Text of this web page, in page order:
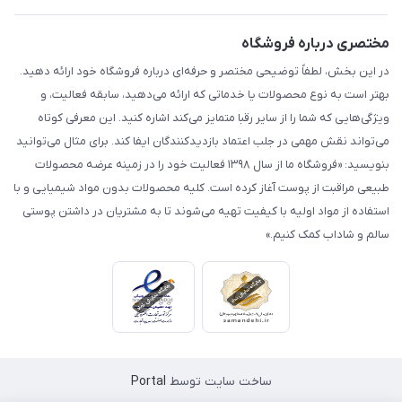
مختصری درباره فروشگاه
در این بخش، لطفاً توضیحی مختصر و حرفه‌ای درباره فروشگاه خود ارائه دهید.
بهتر است به نوع محصولات یا خدماتی که ارائه می‌دهید، سابقه فعالیت، و
ویژگی‌هایی که شما را از سایر رقبا متمایز می‌کند اشاره کنید. این معرفی کوتاه
می‌تواند نقش مهمی در جلب اعتماد بازدیدکنندگان ایفا کند. برای مثال می‌توانید
بنویسید: «فروشگاه ما از سال ۱۳۹۸ فعالیت خود را در زمینه عرضه محصولات
طبیعی مراقبت از پوست آغاز کرده است. کلیه محصولات بدون مواد شیمیایی و با
استفاده از مواد اولیه با کیفیت تهیه می‌شوند تا به مشتریان در داشتن پوستی
سالم و شاداب کمک کنیم.»
ساخت سایت توسط Portal